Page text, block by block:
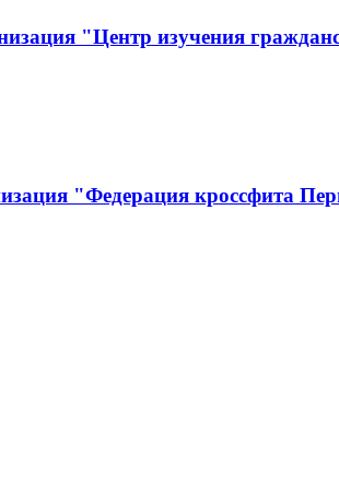
"Центр изучения
"Федерация кроссфита